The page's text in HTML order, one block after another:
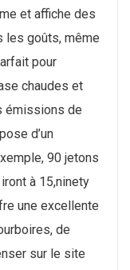
et affiche des
les goûts, même
pour
chaudes et
émissions de
d’un
90 jetons
à 15,ninety
une excellente
de
sur le site